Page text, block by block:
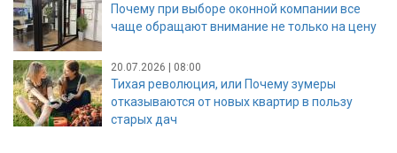
Почему при выборе оконной компании все
чаще обращают внимание не только на цену
20.07.2026 | 08:00
Тихая революция, или Почему зумеры
отказываются от новых квартир в пользу
старых дач